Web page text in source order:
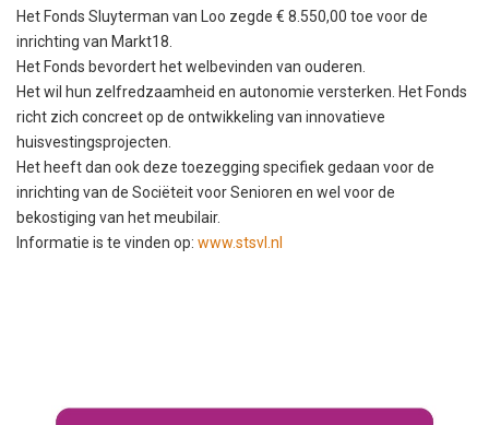
Het Fonds Sluyterman van Loo zegde € 8.550,00 toe voor de
inrichting van Markt18.
Het Fonds bevordert het welbevinden van ouderen.
Het wil hun zelfredzaamheid en autonomie versterken. Het Fonds
richt zich concreet op de ontwikkeling van innovatieve
huisvestingsprojecten.
Het heeft dan ook deze toezegging specifiek gedaan voor de
inrichting van de Sociëteit voor Senioren en wel voor de
bekostiging van het meubilair.
Informatie is te vinden op: www.stsvl.nl